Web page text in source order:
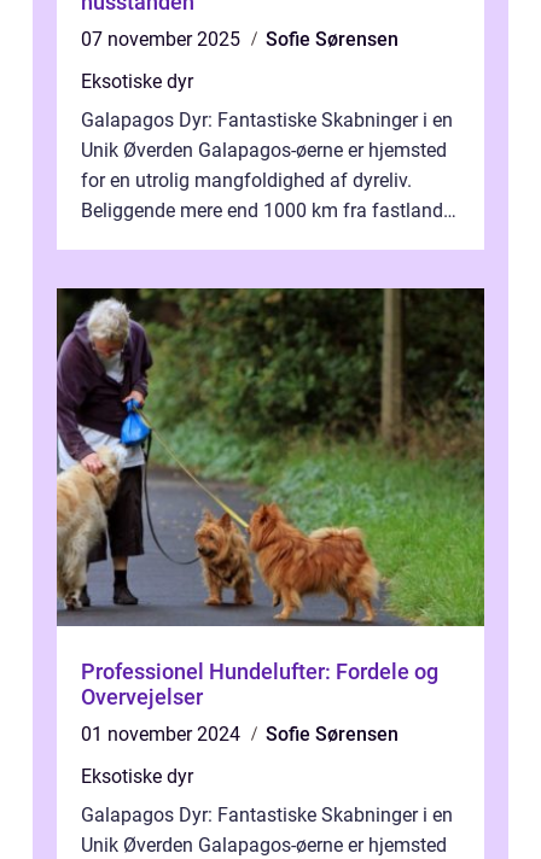
07 november 2025
Sofie Sørensen
Eksotiske dyr
Galapagos Dyr: Fantastiske Skabninger i en
Unik Øverden Galapagos-øerne er hjemsted
for en utrolig mangfoldighed af dyreliv.
Beliggende mere end 1000 km fra fastlandet
Professionel Hundelufter: Fordele og
Overvejelser
01 november 2024
Sofie Sørensen
Eksotiske dyr
Galapagos Dyr: Fantastiske Skabninger i en
Unik Øverden Galapagos-øerne er hjemsted